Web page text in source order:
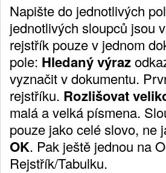
Napište do jednotlivých
jednotlivých sloupců jsou
rejstřík pouze v jednom
pole: Hledaný výraz
vyznačit v dokumentu.
rejstříku. Rozlišovat
malá a velká písmena.
pouze jako celé slovo, ne
OK. Pak ještě jednou na
Rejstřík/Tabulku.